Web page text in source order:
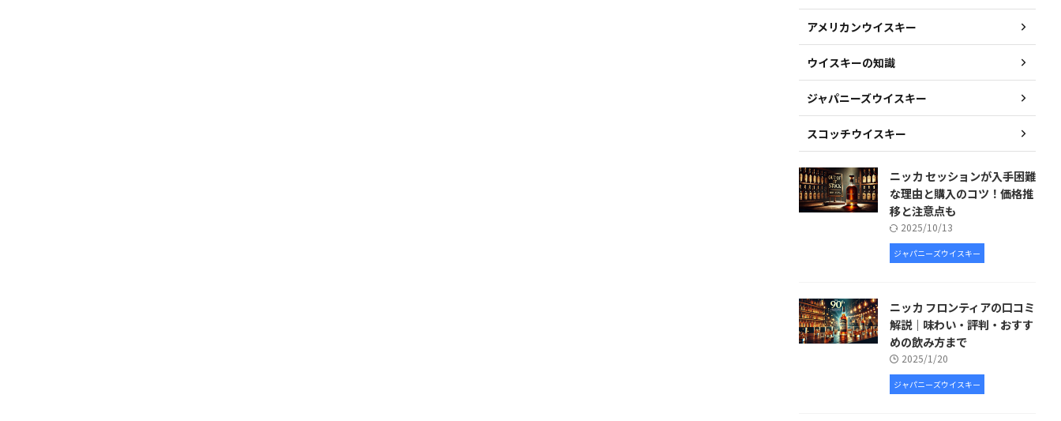
アメリカンウイスキー
ウイスキーの知識
ジャパニーズウイスキー
スコッチウイスキー
ニッカ セッションが入手困難
な理由と購入のコツ！価格推
移と注意点も
2025/10/13
ジャパニーズウイスキー
ニッカ フロンティアの口コミ
解説｜味わい・評判・おすす
めの飲み方まで
2025/1/20
ジャパニーズウイスキー